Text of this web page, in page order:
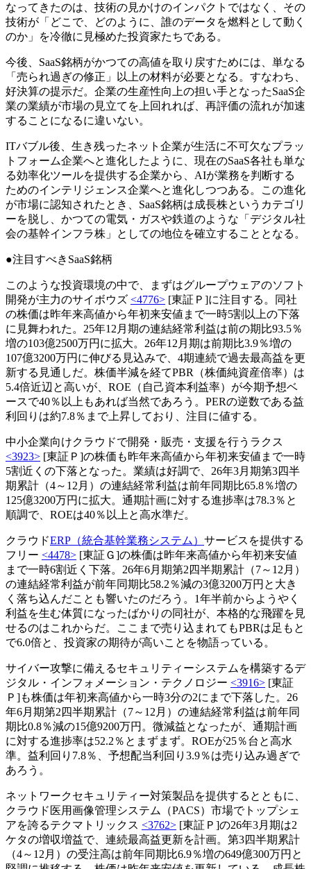
なってきたのは、技術の見かけのインパクトではなく、その
技術が「どこで、どのように、誰のデータを燃料として動く
のか」を冷徹に見極めた投資家たちである。
今後、SaaS銘柄がかつての高値を取り戻すためには、単なる
「売られ過ぎの修正」以上の材料が必要となる。すなわち、
好決算の提示だ。企業の生産性向上の担い手となったSaaS企
業の業績が市場の見立てを上回れれば、再評価の流れが加速
することになるに違いない。
ITバブル後、生き残ったネット企業が生活に不可欠なプラッ
トフォーム企業へと進化したように、現在のSaaS各社も単な
る効率化ツールを提供する企業から、AIが業務を判断する
ためのインテリジェンス企業へと進化しつつある。この進化
が市場に認知されたとき、SaaS銘柄は成長株というカテゴリ
ーを脱し、かつての電気・ガスや鉄道のような「デジタル社
会の基幹インフラ株」としての地位を確立することとなる。
●注目すべきSaaS銘柄
このような投資環境の中で、まずはグループウェアのソフト
開発が主力のサイボウズ <4776> [東証Ｐ]に注目する。同社
の株価は昨年来高値から年初来安値まで一時5割以上の下落
に見舞われた。25年12月期の連結経常利益は前の期比93.5％
増の103億2500万円に拡大。26年12月期は前期比3.9％増の
107億3200万円に伸びる見込みで、4期連続で過去最高益を更
新する見通しだ。株価半減を経てPBR（株価純資産倍率）は
5.4倍近辺と高いが、ROE（自己資本利益率）が今期予想ベ
ースで40％以上もあれば当然であろう。PERの逆数である益
利回りは約7.8％まで上昇しており、注目に値する。
中小企業向けクラウドで開発・販売・支援を行うラクス
<3923> [東証Ｐ]の株価も昨年来高値から年初来安値まで一時
5割近くの下落となった。業績は好調で、26年3月期第3四半
期累計（4～12月）の連結経常利益は前年同期比65.8％増の
125億3200万円に拡大。通期計画に対する進捗率は78.3％と
順調で、ROEは40％以上と高水準だ。
クラウドERP（統合基幹業務システム） サービスを提供する
フリー <4478> [東証Ｇ]の株価は昨年来高値から年初来安値
まで一時6割近く下落。26年6月期第2四半期累計（7～12月）
の連結経常利益が前年同期比58.2％減の3億3200万円と大き
く落ち込んだことも響いたのだろう。1年半前からようやく
利益を生む体質になったばかりの同社が、本格的な飛躍を見
せるのはこれからだ。ここまで売り込まれてもPBRは足もと
で6.0倍と、投資家の期待が高いことを物語っている。
サイバー攻撃に備えるセキュリティーシステムを構築するデ
ジタル・インフォメーション・テクノロジー <3916> [東証
Ｐ]も株価は年初来高値から一時3分の2にまで下落した。26
年6月期第2四半期累計（7～12月）の連結経常利益は前年同
期比0.8％減の15億9200万円。微減益となったが、通期計画
に対する進捗率は52.2％とまずまず。ROEが25％台と高水
準。益利回り7.8％、予想配当利回り3.9％は売り込み過ぎで
あろう。
ネットワークセキュリティー対策製品を提供するとともに、
クラウド医用画像管理システム（PACS）市場でトップシェ
アを誇るテクマトリックス <3762> [東証Ｐ]の26年3月期は2
ケタの増収増益で、連続最高益更新を計画。第3四半期累計
（4～12月）の受注高は前年同期比6.9％増の649億300万円と